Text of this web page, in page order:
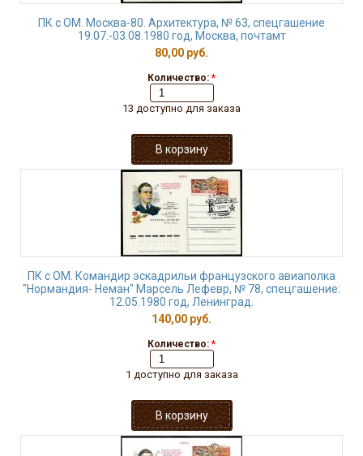
ПК с ОМ. Москва-80. Архитектура, № 63, спецгашение
19.07.-03.08.1980 год, Москва, почтамт
80,00 руб.
Количество: *
13 доступно для заказа
ПК с ОМ. Командир эскадрильи французского авиаполка
"Нормандия- Неман" Марсель Лефевр, № 78, спецгашение:
12.05.1980 год, Ленинград.
140,00 руб.
Количество: *
1 доступно для заказа